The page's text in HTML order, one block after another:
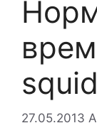
squid
27.05.2013